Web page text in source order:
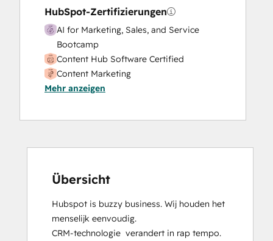
HubSpot-Zertifizierungen
AI for Marketing, Sales, and Service
Bootcamp
Content Hub Software Certified
Content Marketing
CRM Data Migration Certification
Digital Advertising
Email Marketing Certification
Guided Client Onboarding
HubSpot Marketing Hub Software
Certification
HubSpot Reporting
Mehr anzeigen
Übersicht
Hubspot is buzzy business. Wij houden het
menselijk eenvoudig.
CRM-technologie  verandert in rap tempo.